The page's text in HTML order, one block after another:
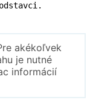
akékoľvek
je nutné
informácií